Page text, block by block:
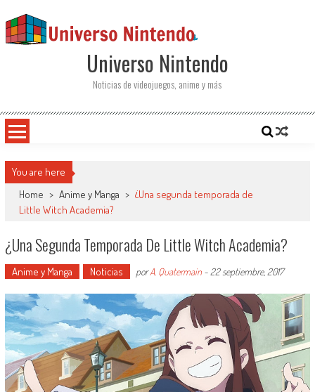
Universo Nintendo
Noticias de videojuegos, anime y más
You are here
Home > Anime y Manga > ¿Una segunda temporada de
Little Witch Academia?
¿Una Segunda Temporada De Little Witch Academia?
Anime y Manga Noticias porA. Quatermain- 22 septiembre, 2017